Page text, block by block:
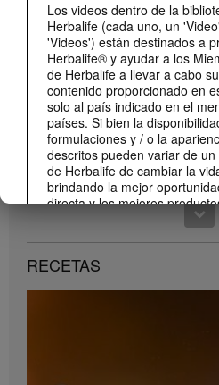
Los videos dentro de la
Herbalife (cada uno, un
'Videos') están destinados a
Herbalife® y ayudar a los
de Herbalife a llevar a cabo
contenido proporcionado en
solo al país indicado en el
países. Si bien la
formulaciones y / o la
descritos pueden variar de
de Herbalife de cambiar la
brindando la mejor
directa y los mejores
de peso son aplicable en
Los Videos pueden incluir
experiencias de ganancias de
Independientes de Herbalife
diferentes niveles dentro del
¡Dale un impulso a tu día con los
Conoce los nuevos sabores de Liftoff:
Compártelo con todos tus clientes y conocidos.
RECETAS